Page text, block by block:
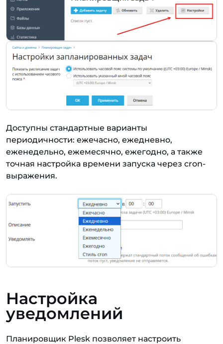
Доступны стандартные варианты
периодичности: ежечасно, ежедневно,
еженедельно, ежемесячно, ежегодно, а также
точная настройка времени запуска через cron-
выражения.
Настройка
уведомлений
Планировщик Plesk позволяет настроить